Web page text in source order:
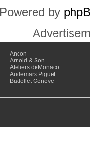
Powered by
Ancon
Arnold & Son
Ateliers deMonaco
Audemars Piguet
Badollet Geneve